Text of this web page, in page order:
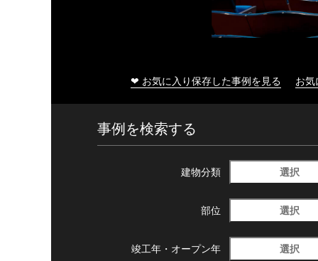
❤ お気に入り保存した事例を見る お
事例を検索する
建物分類 選択
部位 選択
竣工年・ オープン年 選択